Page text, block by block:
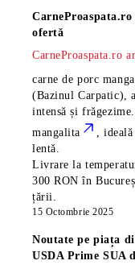
ofertă
CarneProaspata.ro
carne de porc
(Bazinul Carpatic),
intensă și
mangalita
,
lentă.
Livrare la
300 RON în
țării.
15 Octombrie 2025
Noutate pe piața
USDA Prime SUA